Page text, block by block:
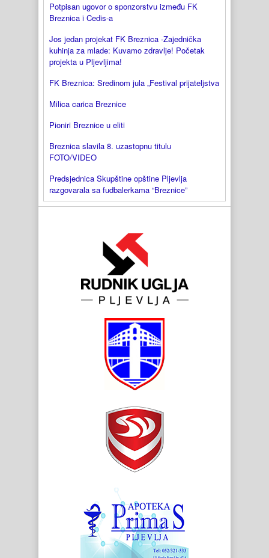
Potpisan ugovor o sponzorstvu između FK
Breznica i Cedis-a
Jos jedan projekat FK Breznica -Zajednička
kuhinja za mlade: Kuvamo zdravlje! Početak
projekta u Pljevljima!
FK Breznica: Sredinom jula „Festival prijateljstva
Milica carica Breznice
Pioniri Breznice u eliti
Breznica slavila 8. uzastopnu titulu
FOTO/VIDEO
Predsjednica Skupštine opštine Pljevlja
razgovarala sa fudbalerkama “Breznice”